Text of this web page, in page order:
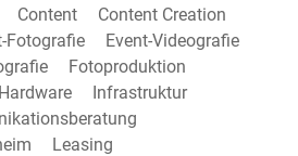
Content
Content Creation
Fotografie
Event-Videografie
Fotoproduktion
Hardware
Infrastruktur
Leasing